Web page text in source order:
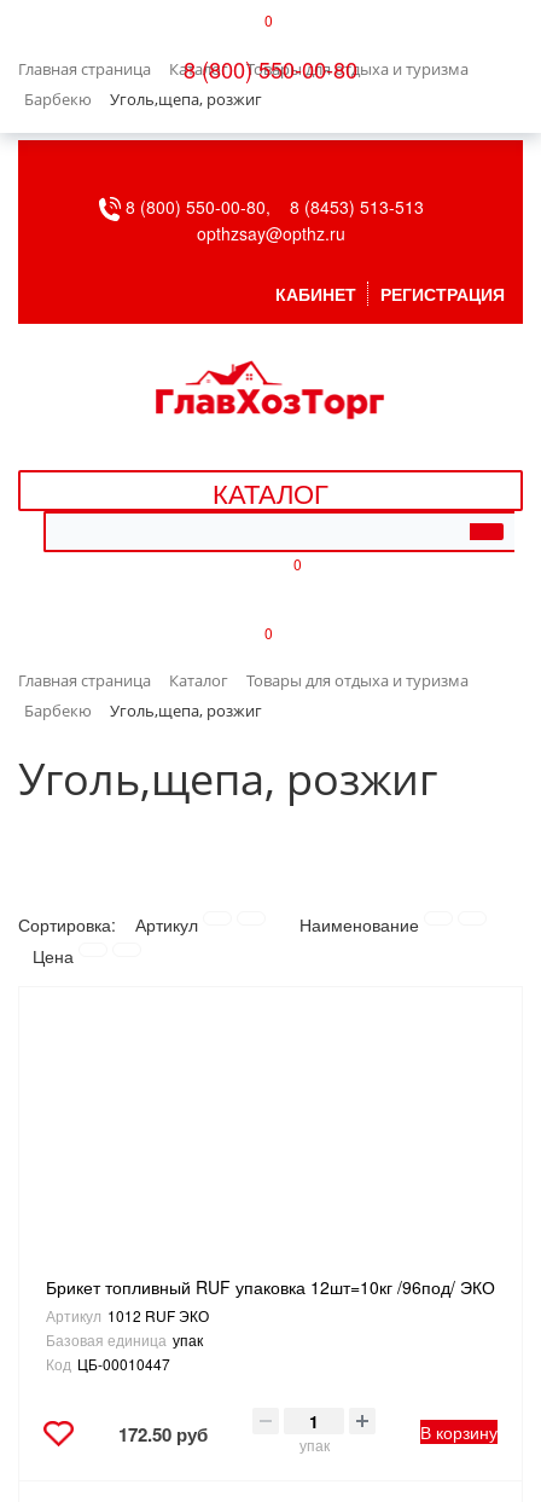
0
8 (800) 550-00-80
Главная страница Каталог
Товары для отдыха и туризма
Барбекю
Уголь,щепа, розжиг
БЫТОВАЯ ТЕХНИКА
ВЕНТИЛЯЦИЯ
ДАЧА, САД И ОГОРОД
ДЕТСКИЕ ТОВАРЫ
ИНТЕРЬЕР
ЛАКОКРАСОЧНЫЕ МАТЕРИАЛЫ
СНЕГОУБОРОЧНЫЙ ИНВЕНТАРЬ
СТРЕМЯНКИ,ЛЕСТНИЦЫ
СТРОИТЕЛЬНЫЕ И ОТДЕЛОЧНЫЕ МАТЕРИАЛЫ
8 (800) 550-00-80,
8 (8453) 513-513
opthzsay@opthz.ru
КАБИНЕТ РЕГИСТРАЦИЯ
КАТАЛОГ
0
0
Главная страница Каталог
Товары для отдыха и туризма
Барбекю
Уголь,щепа, розжиг
Уголь,щепа, розжиг
Сортировка: Артикул
Наименование
Цена
Брикет топливный RUF упаковка 12шт=10кг /96под/ ЭКО
Артикул 1012 RUF ЭКО
Базовая единица упак
Код ЦБ-00010447
172.50 руб упак
В корзину